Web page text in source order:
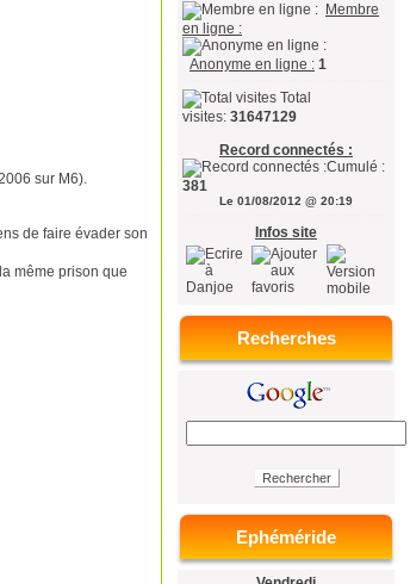
sur M6).
de faire évader son
même prison que
Membre
en ligne :
Anonyme en ligne : 1
Total
visites: 31647129
Record connectés :
Cumulé :
381
Le 01/08/2012 @ 20:19
Infos site
Recherches
Ephéméride